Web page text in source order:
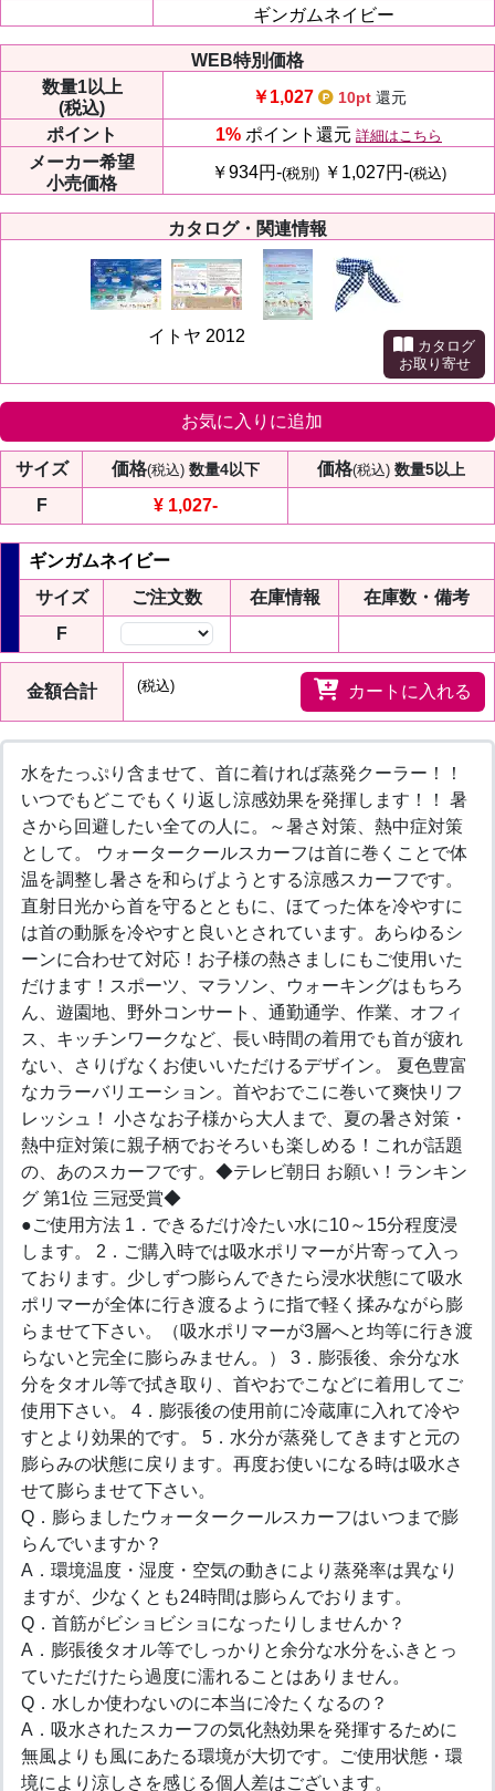
ギンガムネイビー
WEB特別価格
数量1以上
(税込)
￥1,027 10pt 還元
ポイント 1% ポイント還元 詳細はこちら
メーカー希望
小売価格
￥934円-(税別) ￥1,027円-(税込)
カタログ・関連情報
イトヤ 2012
カタログ
お取り寄せ
お気に入りに追加
サイズ 価格(税込) 数量4以下 価格(税込) 数量5以上
F ¥ 1,027-
ギンガムネイビー
サイズ
ご注文数 在庫情報
在庫数・備考
F
金額合計 (税込) カートに入れる
水をたっぷり含ませて、首に着ければ蒸発クーラー！！
いつでもどこでもくり返し涼感効果を発揮します！！ 暑
さから回避したい全ての人に。～暑さ対策、熱中症対策
として。 ウォータークールスカーフは首に巻くことで体
温を調整し暑さを和らげようとする涼感スカーフです。
直射日光から首を守るとともに、ほてった体を冷やすに
は首の動脈を冷やすと良いとされています。あらゆるシ
ーンに合わせて対応！お子様の熱さましにもご使用いた
だけます！スポーツ、マラソン、ウォーキングはもちろ
ん、遊園地、野外コンサート、通勤通学、作業、オフィ
ス、キッチンワークなど、長い時間の着用でも首が疲れ
ない、さりげなくお使いいただけるデザイン。 夏色豊富
なカラーバリエーション。首やおでこに巻いて爽快リフ
レッシュ！ 小さなお子様から大人まで、夏の暑さ対策・
熱中症対策に親子柄でおそろいも楽しめる！これが話題
の、あのスカーフです。◆テレビ朝日 お願い！ランキン
グ 第1位 三冠受賞◆
●ご使用方法 1．できるだけ冷たい水に10～15分程度浸
します。 2．ご購入時では吸水ポリマーが片寄って入っ
ております。少しずつ膨らんできたら浸水状態にて吸水
ポリマーが全体に行き渡るように指で軽く揉みながら膨
らませて下さい。（吸水ポリマーが3層へと均等に行き渡
らないと完全に膨らみません。） 3．膨張後、余分な水
分をタオル等で拭き取り、首やおでこなどに着用してご
使用下さい。 4．膨張後の使用前に冷蔵庫に入れて冷や
すとより効果的です。 5．水分が蒸発してきますと元の
膨らみの状態に戻ります。再度お使いになる時は吸水さ
せて膨らませて下さい。
Q．膨らましたウォータークールスカーフはいつまで膨
らんでいますか？
A．環境温度・湿度・空気の動きにより蒸発率は異なり
ますが、少なくとも24時間は膨らんでおります。
Q．首筋がビショビショになったりしませんか？
A．膨張後タオル等でしっかりと余分な水分をふきとっ
ていただけたら過度に濡れることはありません。
Q．水しか使わないのに本当に冷たくなるの？
A．吸水されたスカーフの気化熱効果を発揮するために
無風よりも風にあたる環境が大切です。ご使用状態・環
境により涼しさを感じる個人差はございます。